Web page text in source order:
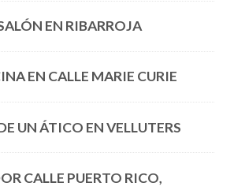
EN RIBARROJA
EN CALLE MARIE CURIE
UN ÁTICO EN VELLUTERS
CALLE PUERTO RICO,